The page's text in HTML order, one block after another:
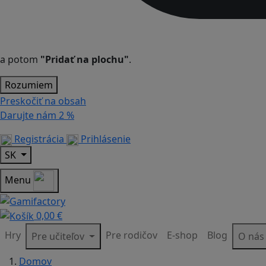
a potom "Pridať na plochu".
Rozumiem
Preskočiť na obsah
Darujte nám 2 %
Registrácia
Prihlásenie
SK
Menu
0,00 €
Hry
Pre učiteľov Pre rodičov E-shop Blog
O nás
Domov